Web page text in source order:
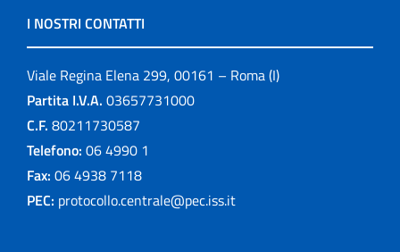
I NOSTRI CONTATTI
Viale Regina Elena 299, 00161 – Roma (I)
Partita I.V.A. 03657731000
C.F. 80211730587
Telefono: 06 4990 1
Fax: 06 4938 7118
PEC: protocollo.centrale@pec.iss.it